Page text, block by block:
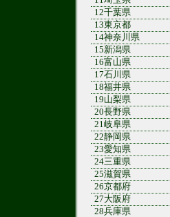
12千葉県
13東京都
14神奈川県
15新潟県
16富山県
17石川県
18福井県
19山梨県
20長野県
21岐阜県
22静岡県
23愛知県
24三重県
25滋賀県
26京都府
27大阪府
28兵庫県